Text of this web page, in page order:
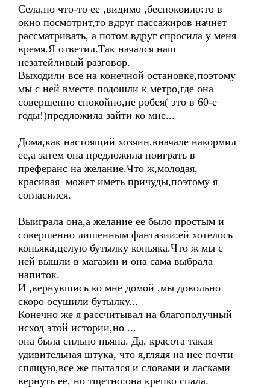
Села,но что-то ее ,видимо ,беспокоило:то в
окно посмотрит,то вдруг пассажиров начнет
рассматривать, а потом вдруг спросила у меня
время.Я ответил.Так начался наш
незатейливый разговор.
Выходили все на конечной остановке,поэтому
мы с ней вместе подошли к метро,где она
совершенно спокойно,не робея( это в 60-е
годы!)предложила зайти ко мне...
Дома,как настоящий хозяин,вначале накормил
ее,а затем она предложила поиграть в
преферанс на желание.Что ж,молодая,
красивая может иметь причуды,поэтому я
согласился.
Выиграла она,а желание ее было простым и
совершенно лишенным фантазии:ей хотелось
коньяка,целую бутылку коньяка.Что ж мы с
ней вышли в магазин и она сама выбрала
напиток.
И ,вернувшись ко мне домой ,мы довольно
скоро осушили бутылку...
Конечно же я рассчитывал на благополучный
исход этой истории,но ...
она была сильно пьяна. Да, красота такая
удивительная штука, что я,глядя на нее почти
спящую,все же пытался и словами и ласками
вернуть ее, но тщетно:она крепко спала.